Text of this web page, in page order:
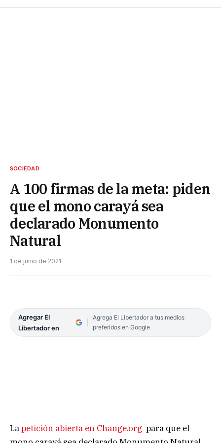
SOCIEDAD
A 100 firmas de la meta: piden
que el mono carayá sea
declarado Monumento
Natural
1 de junio de 2021
Agregar El
Libertador en
Agrega El Libertador a tus medios
preferidos en Google
Lapetición abierta en Change.org para que el